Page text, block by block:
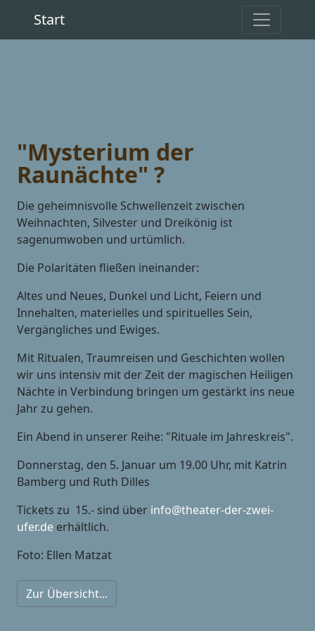
Start
"Mysterium der
Raunächte" ?
Die geheimnisvolle Schwellenzeit zwischen
Weihnachten, Silvester und Dreikönig ist
sagenumwoben und urtümlich.
Die Polaritäten fließen ineinander:
Altes und Neues, Dunkel und Licht, Feiern und
Innehalten, materielles und spirituelles Sein,
Vergängliches und Ewiges.
Mit Ritualen, Traumreisen und Geschichten wollen
wir uns intensiv mit der Zeit der magischen Heiligen
Nächte in Verbindung bringen um gestärkt ins neue
Jahr zu gehen.
Ein Abend in unserer Reihe: "Rituale im Jahreskreis".
Donnerstag, den 5. Januar um 19.00 Uhr, mit Katrin
Bamberg und Ruth Dilles
Tickets zu  15.- sind über info@theater-der-zwei-
ufer.de erhältlich.
Foto: Ellen Matzat
Zur Übersicht...